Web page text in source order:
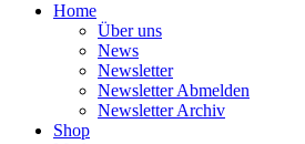
Home
Über uns
News
Newsletter
Newsletter Abmelden
Newsletter Archiv
Shop